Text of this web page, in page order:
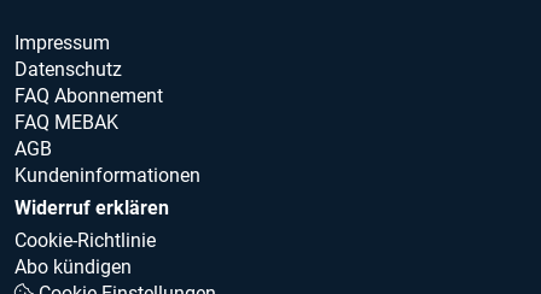
Impressum
Datenschutz
FAQ Abonnement
FAQ MEBAK
AGB
Kundeninformationen
Widerruf erklären
Cookie-Richtlinie
Abo kündigen